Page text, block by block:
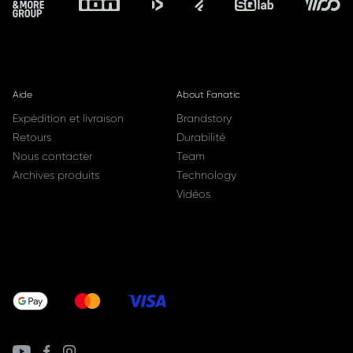
Aide
Expédition et livraison
Retours
Nous contacter
Archives produits
About Fanatic
Brandstory
Durabilité
Team
Technology
Vidéos